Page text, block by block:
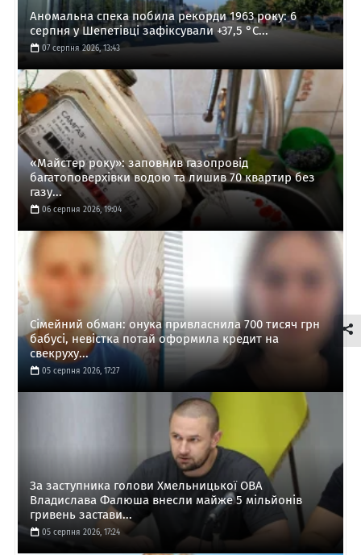
Аномальна спека побила рекорди 1963 року: 6
серпня у Шепетівці зафіксували +37,5 °C...
07 серпня 2026, 13:43
«Майстер року»: заповнив газопровід
багатоповерхівки водою та лишив 70 квартир без
газу...
06 серпня 2026, 19:04
Сімейний обман: онука привласнила 700 тисяч грн
бабусі, невістка потай оформила кредит на
свекруху...
05 серпня 2026, 17:27
За заступника голови Хмельницької ОВА
Владислава Фалюша внесли майже 5 мільйонів
гривень застави...
05 серпня 2026, 17:24